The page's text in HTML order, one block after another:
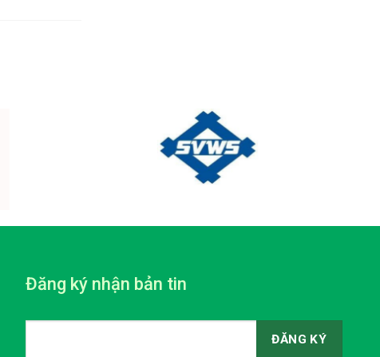
Đăng ký nhận bản tin